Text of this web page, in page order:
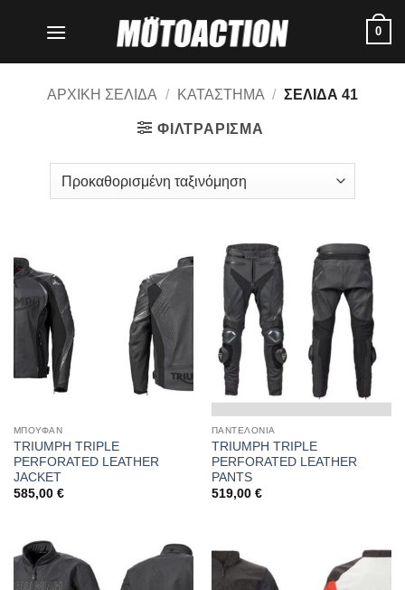
0
ΑΡΧΙΚΗ ΣΕΛΙΔΑ / ΚΑΤΑΣΤΗΜΑ / ΣΕΛΙΔΑ 41
ΦΙΛΤΡΑΡΙΣΜΑ
ΜΠΟΥΦΑΝ
TRIUMPH TRIPLE
PERFORATED LEATHER
JACKET
585,00 €
ΠΑΝΤΕΛΟΝΙΑ
TRIUMPH TRIPLE
PERFORATED LEATHER
PANTS
519,00 €